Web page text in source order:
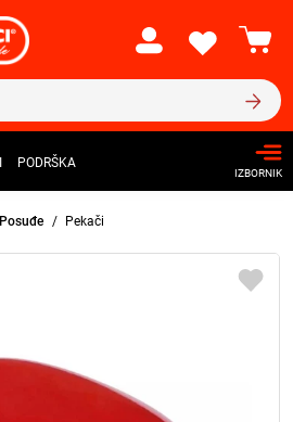
PODRŠKA
IZBORNIK
Posuđe Pekači